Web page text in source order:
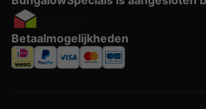
Betaalmogelijkheden